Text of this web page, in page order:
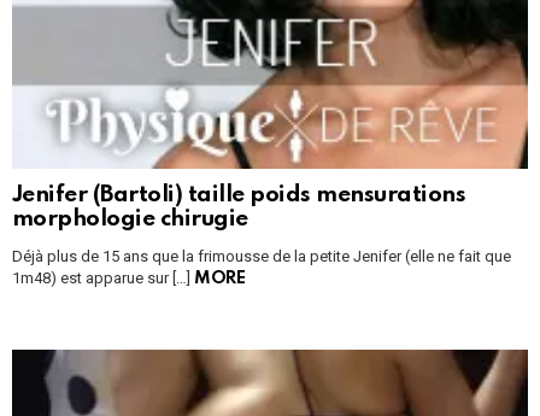
Jenifer (Bartoli) taille poids mensurations
morphologie chirugie
Déjà plus de 15 ans que la frimousse de la petite Jenifer (elle ne fait que
1m48) est apparue sur […] MORE